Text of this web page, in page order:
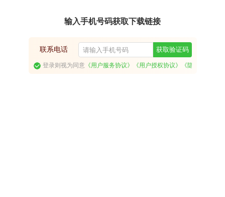
输入手机号码获取下载链接
联系电话 获取验证码
登录则视为同意《用户服务协议》 《用户授权协议》 《隐私政策》